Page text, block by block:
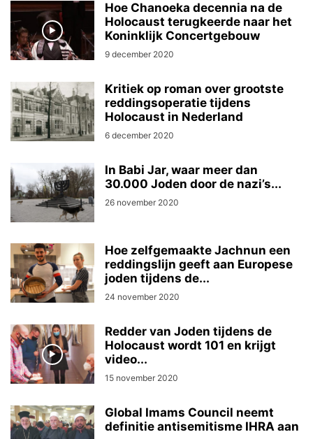
Hoe Chanoeka decennia na de
Holocaust terugkeerde naar het
Koninklijk Concertgebouw
9 december 2020
Kritiek op roman over grootste
reddingsoperatie tijdens
Holocaust in Nederland
6 december 2020
In Babi Jar, waar meer dan
30.000 Joden door de nazi’s...
26 november 2020
Hoe zelfgemaakte Jachnun een
reddingslijn geeft aan Europese
joden tijdens de...
24 november 2020
Redder van Joden tijdens de
Holocaust wordt 101 en krijgt
video...
15 november 2020
Global Imams Council neemt
definitie antisemitisme IHRA aan